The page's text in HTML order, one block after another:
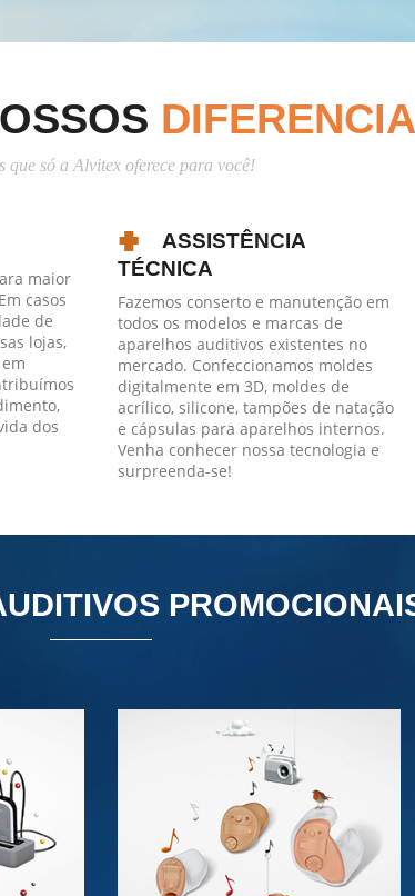
que só a Alvitex oferece para você!
maior
casos
de
lojas,
dos
ASSISTÊNCIA
TÉCNICA
Fazemos conserto e manutenção em
todos os modelos e marcas de
aparelhos auditivos existentes no
mercado. Confeccionamos moldes
digitalmente em 3D, moldes de
acrílico, silicone, tampões de natação
e cápsulas para aparelhos internos.
Venha conhecer nossa tecnologia e
surpreenda-se!